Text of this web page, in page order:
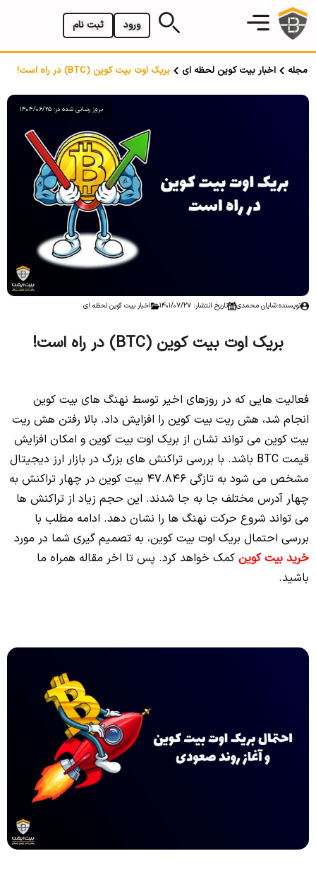
ثبت نام ورود
مجله اخبار بیت کوین لحظه ای بریک اوت بیت کوین (BTC) در راه است!
بروز رسانی شده در: 1404/06/25
نویسنده:شایان محمدی تاریخ انتشار: 1401/07/27 اخبار بیت کوین لحظه ای
بریک اوت بیت کوین (BTC) در راه است!
فعالیت هایی که در روزهای اخیر توسط نهنگ های بیت کوین
انجام شد، هش ریت بیت کوین را افزایش داد. بالا رفتن هش ریت
بیت کوین می تواند نشان از بریک اوت بیت کوین و امکان افزایش
قیمت BTC باشد. با بررسی تراکنش های بزرگ در بازار ارز دیجیتال
مشخص می شود به تازگی 47.846 بیت کوین در چهار تراکنش به
چهار آدرس مختلف جا به جا شدند. این حجم زیاد از تراکنش ها
می تواند شروع حرکت نهنگ ها را نشان دهد. ادامه مطلب با
بررسی احتمال بریک اوت بیت کوین، به تصمیم گیری شما در مورد
خرید بیت کوین کمک خواهد کرد. پس تا اخر مقاله همراه ما
باشید.